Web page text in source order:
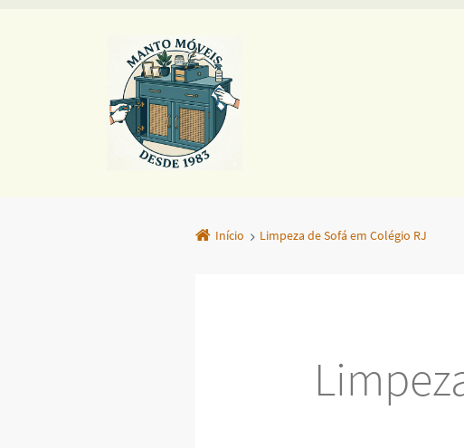
Início Limpeza de Sofá em Colégio RJ